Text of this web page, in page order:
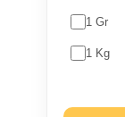
1 Gr
1 Kg